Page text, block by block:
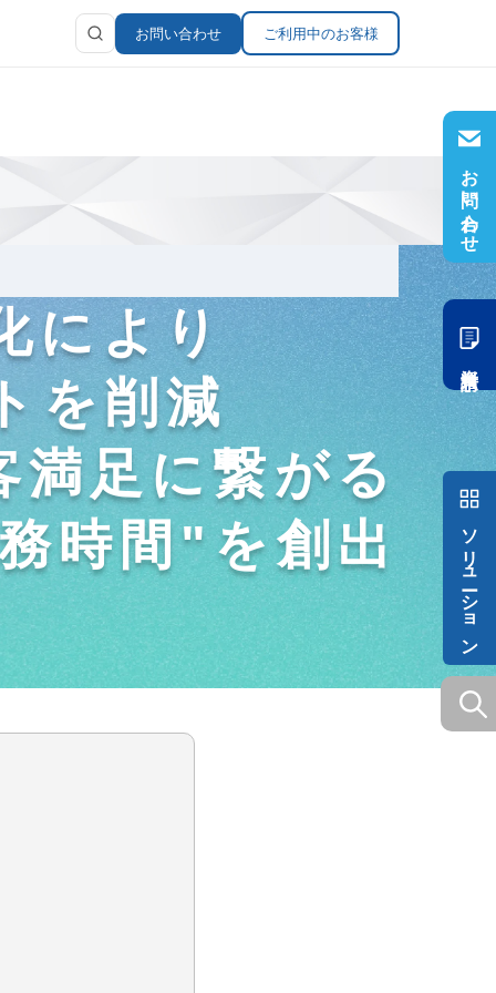
お問い合わせ ご利用中のお客様
お問い合わせ
により
を削減
満足に繋がる
時間"を創出
ソリューション